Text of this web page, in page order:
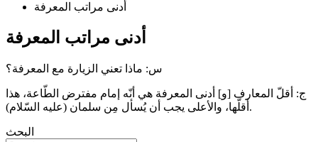
أدنى مراتب المعرفة
أدنى مراتب المعرفة
س: ماذا تعني الزيارة مع المعرفة؟
ج: أقلّ المعارف [و] أدنى المعرفة هي أنّه إمام مفترض الطّاعة، هذا
أقلّها، والأعلى يجب أن يُسأل مِن سلمان (عليه السّلام).
البحث